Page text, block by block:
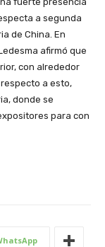
a segunda
de China. En
afirmó que
con alrededor
a esto,
donde se
para con